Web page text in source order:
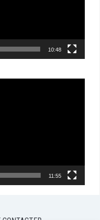
10:48
11:55